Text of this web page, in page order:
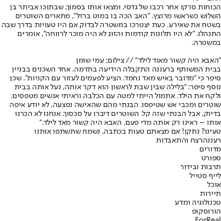
הכוחות סרקו אחר רכבו של גדסי, ומצאו אותו בסמוך, שבתוכו אביתר בן
השלוש כשראשו מרוצץ. "האב הכה בו במוט ברזל", מתארים השוטרים
בשטח את שאירע. כעת יצטרכו במשטרה לבדוק אם היו טעויות בדרך שבה
התנהלו. "לא היו תלונות קודמות והזוג לא היה מוכר לרווחה", אומרים
במשטרה.
"האבא היה קשור מאוד לילד" // צילום: עמי שומן
בבית המשותף ברעננה התקבלה הידיעה בתדמה. אחד השכנים בבניין
סיפר כי "מדובר באיש מאד נחמד. הציע לפעמים לעזור עם הקניות". שכן
נוסף סיפר: "בלילה שבין שבת לראשון הוא דקר אותה, נעל אותה בבית
ולקח את הילד. אתמול הייתי למטה עם הכלבה וראיתי אנשים מטפסים.
שוטרים ומכבי אש שטיפסו. הבנתי מהם שהאישה נפצעה, לא יודע איפה
בדיוק, אבל הבנתי שזה קל. השוטרים דיברו על סכסוך. אנחנו לא הכרנו
אותו – ראינו רק אותה מדי פעם. האבא היה קשור מאד לילד."
טעינו? נתקן! אם מצאתם טעות בכתבה, נשמח שתשתפו אותנו
רעננהרצח והתאבדות
מדורים
ספורט
תרבות ובידור
לייף סטייל
אוכל
תיירות
טכנולוגיה ומדע
הורוסקופ